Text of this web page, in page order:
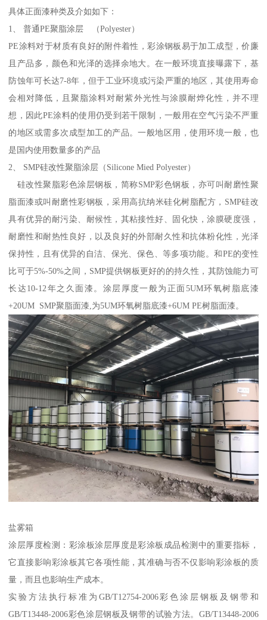
具体正面漆种类及介如如下：
1、 普通PE聚脂涂层 （Polyester）
PE涂料对于材质有良好的附件着性，彩涂钢板易于加工成型，价廉
且产品多，颜色和光泽的选择余地大。在一般环境直接曝露下，基
防蚀年可长达7-8年，但于工业环境或污染严重的地区，其使用寿命
会相对降低，且聚脂涂料对耐紫外光性与涂膜耐烨化性，并不理
想，因此PE涂料的使用仍受到若干限制，一般用在空气污染不严重
的地区或需多次成型加工的产品。一般地区用，使用环境一般，也
是国内使用数量多的产品
2、 SMP硅改性聚脂涂层（Silicone Mied Polyester）
硅改性聚脂彩色涂层钢板，简称SMP彩色钢板，亦可叫耐磨性聚
脂面漆或叫耐磨性彩钢板，采用高抗纳米硅化树脂配方，SMP硅改
具有优异的耐污染、耐候性，其粘接性好、固化快，涂膜硬度强，
耐磨性和耐热性良好，以及良好的外部耐久性和抗体粉化性，光泽
保持性，且有优异的自洁、保光、保色、等多项功能。和PE的变性
比可于5%-50%之间，SMP提供钢板更好的的持久性，其防蚀能力可
长达10-12年之久面漆。涂层厚度一般为正面5UM环氧树脂底漆
+20UM SMP聚脂面漆,为5UM环氧树脂底漆+6UM PE树脂面漆。
盐雾箱
涂层厚度检测：彩涂板涂层厚度是彩涂板成品检测中的重要指标，
它直接影响彩涂板其它各项性能，其准确与否不仅影响彩涂板的质
量，而且也影响生产成本。
实验方法执行标准为GB/T12754-2006彩色涂层钢板及钢带和
GB/T13448-2006彩色涂层钢板及钢带的试验方法。GB/T13448-2006